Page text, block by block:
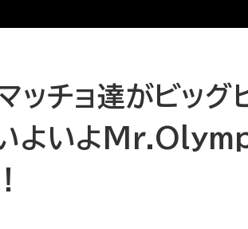
ッチョ達がビッグ
いよいよ